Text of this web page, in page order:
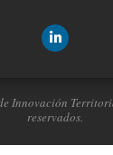
Innovación
reservados.